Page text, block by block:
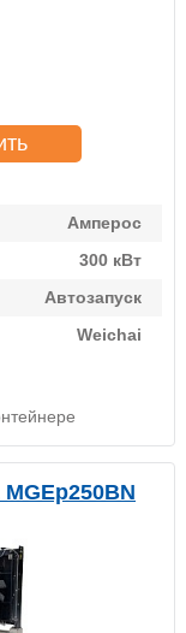
Амперос
300 кВт
Автозапуск
Weichai